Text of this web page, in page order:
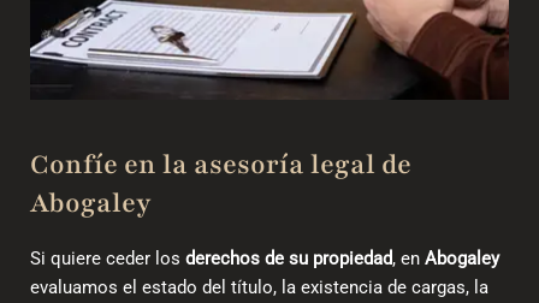
Confíe en la asesoría legal de
Abogaley
Si quiere ceder los derechos de su propiedad, en Abogaley
evaluamos el estado del título, la existencia de cargas, la